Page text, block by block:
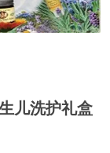
儿洗护礼盒